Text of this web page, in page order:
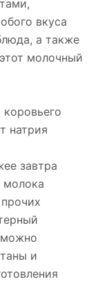
вкуса
а также
молочный
натрия
завтра
молока
и